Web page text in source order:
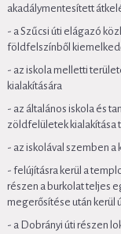
akadálymentesített
- a Szűcsi úti elágazó
földfelszínből
- az iskola melletti
kialakítására
- az általános iskola és
zöldfelületek kialakítása
- az iskolával szemben a
- felújításra kerül a
részen a burkolat teljes
megerősítése után kerül
- a Dobrányi úti részen